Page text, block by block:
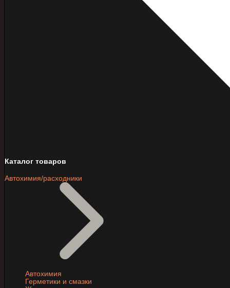
Каталог товаров
Автохимия/расходники
Автохимия
Герметики и смазки